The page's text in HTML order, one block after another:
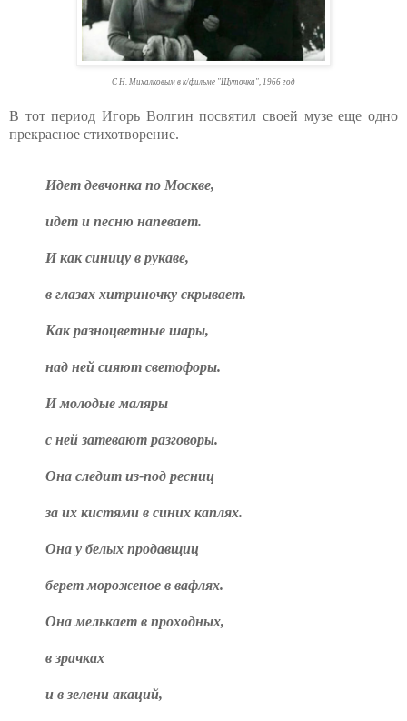
С Н. Михалковым в к/фильме "Шуточка", 1966 год
В тот период Игорь Волгин посвятил своей музе еще одно
прекрасное стихотворение.
Идет девчонка по Москве,
идет и песню напевает.
И как синицу в рукаве,
в глазах хитриночку скрывает.
Как разноцветные шары,
над ней сияют светофоры.
И молодые маляры
с ней затевают разговоры.
Она следит из-под ресниц
за их кистями в синих каплях.
Она у белых продавщиц
берет мороженое в вафлях.
Она мелькает в проходных,
в зрачках
и в зелени акаций,